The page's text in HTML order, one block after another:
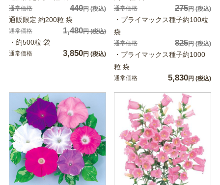
通常価格 440円(税込)
通販限定 約200粒 袋
通常価格 1,480円(税込)
・約500粒 袋
通常価格 3,850円 (税込)
通常価格 275円(税込)
・プライマックス種子約100粒
袋
通常価格 825円(税込)
・プライマックス種子約1000
粒 袋
通常価格 5,830円 (税込)